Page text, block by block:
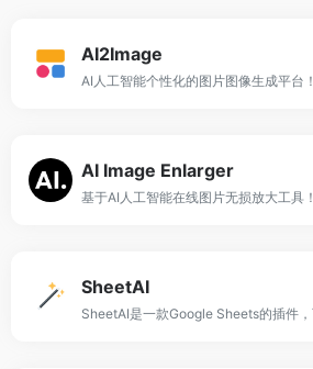
AI2Image
AI人工智能个性化的图片图像生成平台！
AI Image Enlarger
基于AI人工智能在线图片无损放大工具！
SheetAI